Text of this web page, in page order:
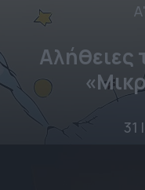
Αλήθειες
31